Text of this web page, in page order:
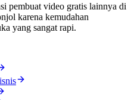
pembuat video gratis lainnya di
karena kemudahan
yang sangat rapi.